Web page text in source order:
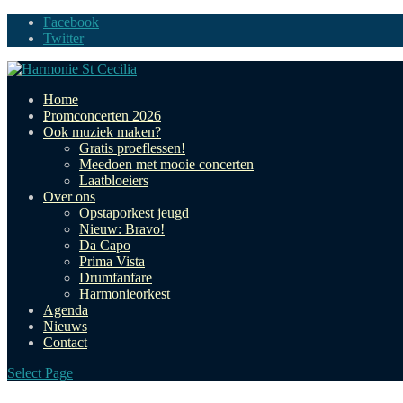
Facebook
Twitter
Home
Promconcerten 2026
Ook muziek maken?
Gratis proeflessen!
Meedoen met mooie concerten
Laatbloeiers
Over ons
Opstaporkest jeugd
Nieuw: Bravo!
Da Capo
Prima Vista
Drumfanfare
Harmonieorkest
Agenda
Nieuws
Contact
Select Page